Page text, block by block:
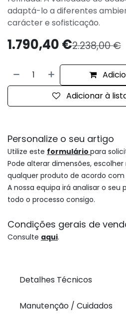
adaptá-lo a diferentes
carácter e sofisticação.
1.790,40€2.238,00€
Adicionar à
Personalize o seu artigo
Utilize este formulário para
Pode alterar dimensões,
qualquer produto de acordo
A nossa equipa irá analisar o
todo o processo consigo.
Condições gerais de
Consulte aqui.
Detalhes Técnicos
Manutenção / Cuidados